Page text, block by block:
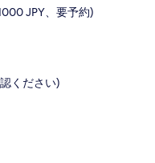
JPY、要予約)
ください)